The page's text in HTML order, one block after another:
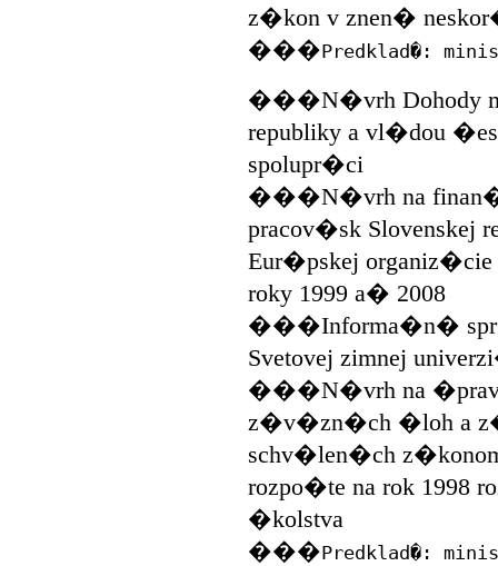
z�kon v znen�
���Predklad�:
���N�vrh Dohody
republiky a vl�dou
spolupr�ci
���N�vrh na
pracov�sk Slovenskej
Eur�pskej
roky 1999 a� 2008
���Informa�n�
Svetovej zimnej
���N�vrh na
z�v�zn�ch �loh a
schv�len�ch
rozpo�te na rok 1998
�kolstva
���Predklad�: